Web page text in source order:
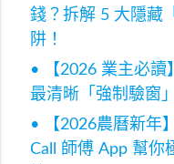
錢？拆解 5 大隱藏
阱！
• 【2026 業主必讀
最清晰「強制驗窗
• 【2026農曆新年
Call 師傅 App 幫你